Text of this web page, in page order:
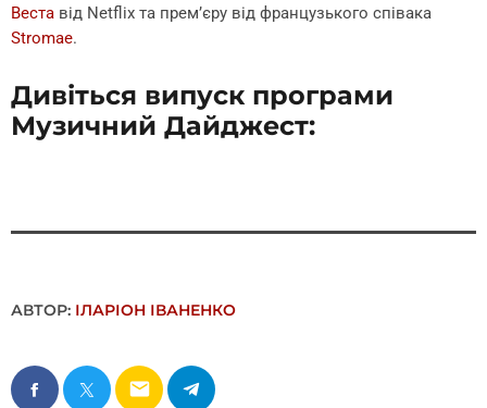
Веста від Netflix та прем’єру від французького співака
Stromae.
Дивіться випуск програми
Музичний Дайджест:
АВТОР: ІЛАРІОН ІВАНЕНКО
email